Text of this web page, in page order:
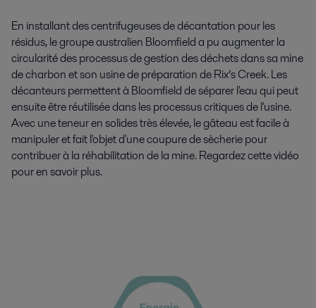
En installant des centrifugeuses de décantation pour les
résidus, le groupe australien Bloomfield a pu augmenter la
circularité des processus de gestion des déchets dans sa mine
de charbon et son usine de préparation de Rix’s Creek. Les
décanteurs permettent à Bloomfield de séparer l'eau qui peut
ensuite être réutilisée dans les processus critiques de l'usine.
Avec une teneur en solides très élevée, le gâteau est facile à
manipuler et fait l'objet d'une coupure de sècherie pour
contribuer à la réhabilitation de la mine. Regardez cette vidéo
pour en savoir plus.